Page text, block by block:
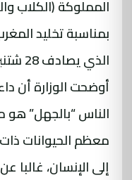
المملوكة (الكلاب
بمناسبة تخليد
الذي يصادف 28 شتنبر من كل سنة.
أوضحت الوزارة أن
الناس “بالجهل”
معظم الحيوانات
إلى الإنسان،